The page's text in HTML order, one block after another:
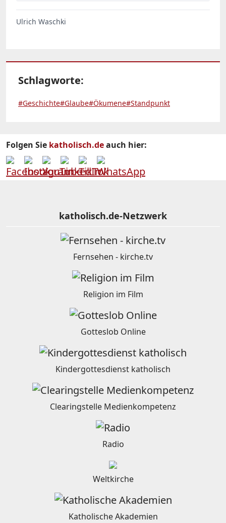
Ulrich Waschki
Schlagworte:
#Geschichte#Glaube#Ökumene#Standpunkt
Folgen Sie katholisch.deauch hier:
katholisch.de-Netzwerk
Fernsehen - kirche.tv
Religion im Film
Gotteslob Online
Kindergottesdienst katholisch
Clearingstelle Medienkompetenz
Radio
Weltkirche
Katholische Akademien